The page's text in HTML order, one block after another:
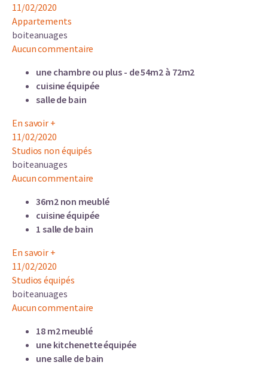
11/02/2020
Appartements
boiteanuages
Aucun commentaire
une chambre ou plus - de 54m2 à 72m2
cuisine équipée
salle de bain
En savoir +
11/02/2020
Studios non équipés
boiteanuages
Aucun commentaire
36m2 non meublé
cuisine équipée
1 salle de bain
En savoir +
11/02/2020
Studios équipés
boiteanuages
Aucun commentaire
18 m2 meublé
une kitchenette équipée
une salle de bain